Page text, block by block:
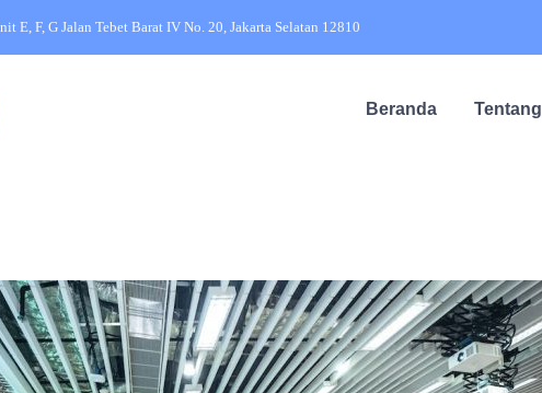
E, F, G Jalan Tebet Barat IV No. 20, Jakarta Selatan 12810
Beranda Tentang